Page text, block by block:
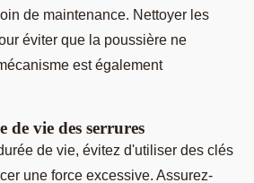
de maintenance. Nettoyer les
éviter que la poussière ne
est également
de vie des serrures
de vie, évitez d'utiliser des clés
une force excessive. Assurez-